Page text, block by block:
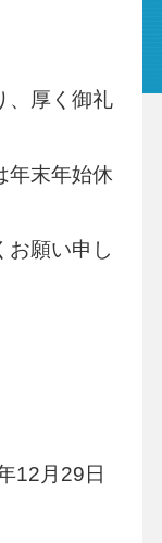
、厚く御礼
年末年始休
お願い申し
12月29日